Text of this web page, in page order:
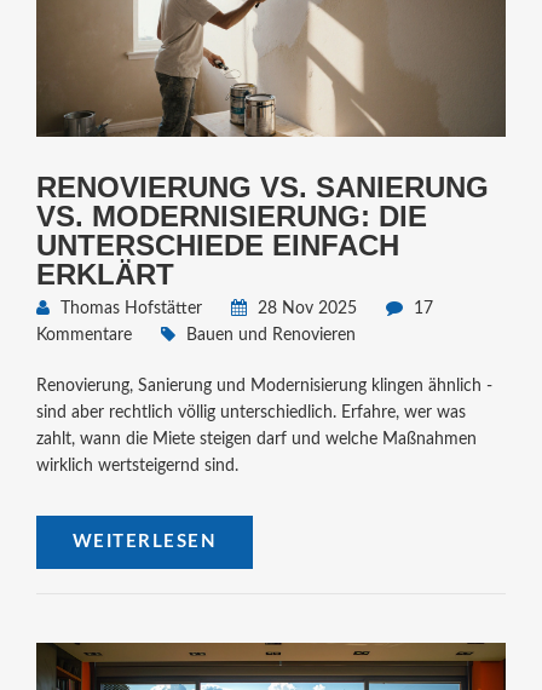
RENOVIERUNG VS. SANIERUNG
VS. MODERNISIERUNG: DIE
UNTERSCHIEDE EINFACH
ERKLÄRT
Thomas Hofstätter 28 Nov 2025
17
Kommentare
Bauen und Renovieren
Renovierung, Sanierung und Modernisierung klingen ähnlich -
sind aber rechtlich völlig unterschiedlich. Erfahre, wer was
zahlt, wann die Miete steigen darf und welche Maßnahmen
wirklich wertsteigernd sind.
WEITERLESEN